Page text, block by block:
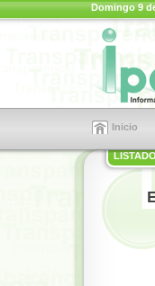
Domingo 9
Inicio